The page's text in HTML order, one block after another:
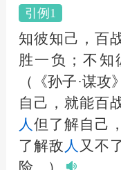
引例1
知彼知己，百
胜一负；不知
（《孙子·谋攻
自己，就能百
人 但了解自己
了解敌 人 又不